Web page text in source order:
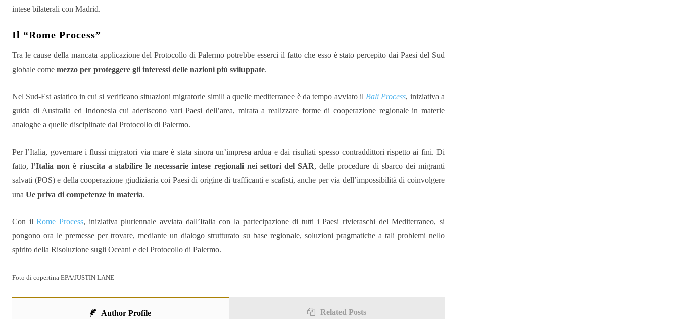
intese bilaterali con Madrid.
Il “Rome Process”
Tra le cause della mancata applicazione del Protocollo di Palermo potrebbe esserci il fatto che esso è stato percepito dai Paesi del Sud
globale come mezzo per proteggere gli interessi delle nazioni più sviluppate.
Nel Sud-Est asiatico in cui si verificano situazioni migratorie simili a quelle mediterranee è da tempo avviato il Bali Process, iniziativa a
guida di Australia ed Indonesia cui aderiscono vari Paesi dell’area, mirata a realizzare forme di cooperazione regionale in materie
analoghe a quelle disciplinate dal Protocollo di Palermo.
Per l’Italia, governare i flussi migratori via mare è stata sinora un’impresa ardua e dai risultati spesso contraddittori rispetto ai fini. Di
fatto,l’Italia non è riuscita a stabilire le necessarie intese regionali nei settori del SAR, delle procedure di sbarco dei migranti
salvati (POS) e della cooperazione giudiziaria coi Paesi di origine di trafficanti e scafisti, anche per via dell’impossibilità di coinvolgere
una Ue priva di competenze in materia.
Con ilRome Process, iniziativa pluriennale avviata dall’Italia con la partecipazione di tutti i Paesi rivieraschi del Mediterraneo, si
pongono ora le premesse per trovare, mediante un dialogo strutturato su base regionale, soluzioni pragmatiche a tali problemi nello
spirito della Risoluzione sugli Oceani e del Protocollo di Palermo.
Foto di copertina EPA/JUSTIN LANE
Author Profile Related Posts